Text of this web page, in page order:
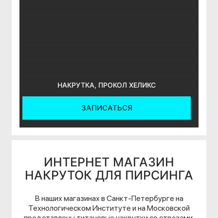
НАКРУТКА, ПРОКОЛ ХЕЛИКС
ЗАПИСАТЬСЯ
ИНТЕРНЕТ МАГАЗИН
НАКРУТОК ДЛЯ ПИРСИНГА
В наших магазинах в Санкт-Петербурге на
Технологическом Институте и на Московской